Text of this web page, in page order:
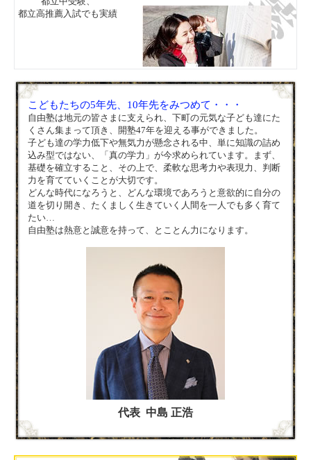
都立高推薦入試でも実績
こどもたちの5年先、10年先をみつめて・・・
自由塾は地元の皆さまに支えられ、下町の元気な子ども達にた
くさん集まって頂き、開塾47年を迎える事ができました。
子ども達の学力低下や無気力が懸念される中、単に知識の詰め
込み型ではない、「真の学力」が今求められています。まず、
基礎を確立すること、その上で、柔軟な思考力や表現力、判断
力を育てていくことが大切です。
どんな時代になろうと、どんな環境であろうと意欲的に自分の
道を切り開き、たくましく生きていく人間を一人でも多く育て
たい…
自由塾は熱意と誠意を持って、とことん力になります。
代表 中島 正浩